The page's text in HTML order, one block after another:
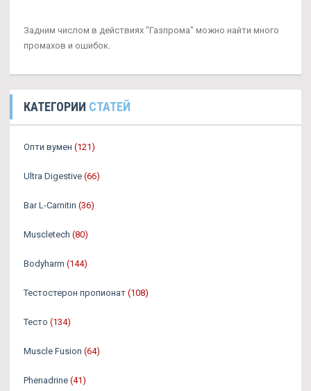
Задним числом в действиях "Газпрома" можно найти много
промахов и ошибок.
КАТЕГОРИИ СТАТЕЙ
Опти вумен (121)
Ultra Digestive (66)
Bar L-Carnitin (36)
Muscletech (80)
Bodyharm (144)
Тестостерон пропионат (108)
Тесто (134)
Muscle Fusion (64)
Phenadrine (41)